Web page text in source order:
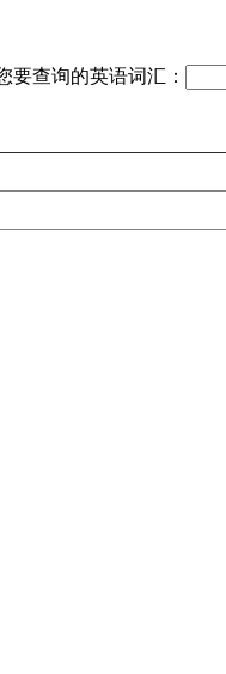
要查询的英语词汇：